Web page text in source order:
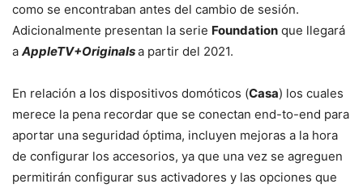
como se encontraban antes del cambio de sesión.
Adicionalmente presentan la serie Foundation que llegará
a AppleTV+Originalsa partir del 2021.
En relación a los dispositivos domóticos (Casa) los cuales
merece la pena recordar que se conectan end-to-end para
aportar una seguridad óptima, incluyen mejoras a la hora
de configurar los accesorios, ya que una vez se agreguen
permitirán configurar sus activadores y las opciones que